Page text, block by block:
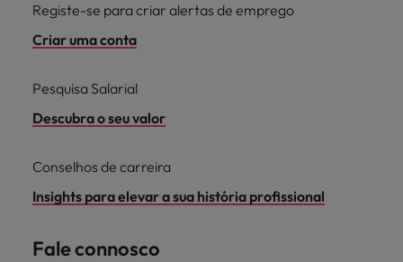
Registe-se para criar alertas de emprego
Criar uma conta
Pesquisa Salarial
Descubra o seu valor
Conselhos de carreira
Insights para elevar a sua história profissional
Fale connosco